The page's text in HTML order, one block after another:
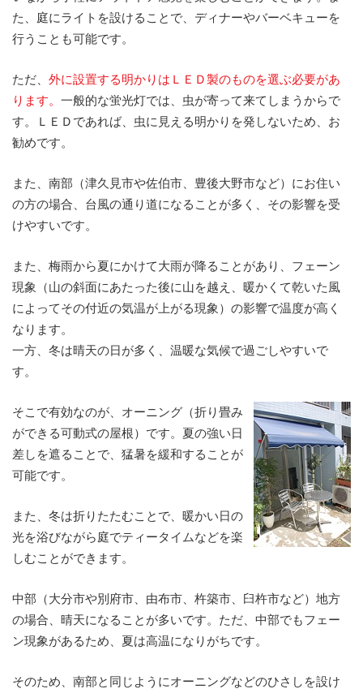
た、庭にライトを設けることで、ディナーやバーベキューを
行うことも可能です。
ただ、 外に設置する明かりはＬＥＤ製のものを選ぶ必要があ
ります。 一般的な蛍光灯では、虫が寄って来てしまうからで
す。ＬＥＤであれば、虫に見える明かりを発しないため、お
勧めです。
また、南部（津久見市や佐伯市、豊後大野市など）にお住い
の方の場合、台風の通り道になることが多く、その影響を受
けやすいです。
また、梅雨から夏にかけて大雨が降ることがあり、フェーン
現象（山の斜面にあたった後に山を越え、暖かくて乾いた風
によってその付近の気温が上がる現象）の影響で温度が高く
なります。
一方、冬は晴天の日が多く、温暖な気候で過ごしやすいで
す。
そこで有効なのが、オーニング（折り畳み
ができる可動式の屋根）です。夏の強い日
差しを遮ることで、猛暑を緩和することが
可能です。
また、冬は折りたたむことで、暖かい日の
光を浴びながら庭でティータイムなどを楽
しむことができます。
中部（大分市や別府市、由布市、杵築市、臼杵市など）地方
の場合、晴天になることが多いです。ただ、中部でもフェー
ン現象があるため、夏は高温になりがちです。
そのため、南部と同じようにオーニングなどのひさしを設け